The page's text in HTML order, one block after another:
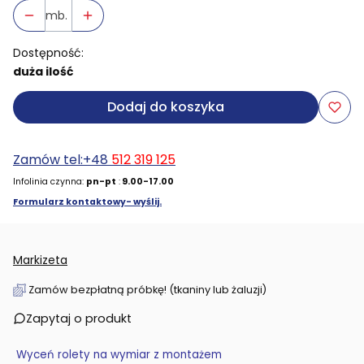
mb.
Dostępność:
duża ilość
Dodaj do koszyka
Zamów tel:+48 512 319 125
Infolinia czynna: pn-pt : 9.00-17.00
Formularz kontaktowy- wyślij.
Markizeta
Zamów bezpłatną próbkę! (tkaniny lub żaluzji)
Zapytaj o produkt
Wyceń rolety na wymiar z montażem